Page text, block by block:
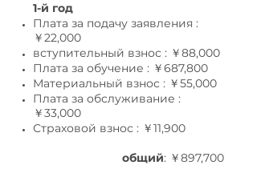
1-й год
Плата за подачу заявления :
￥22,000
вступительный взнос : ￥88,000
Плата за обучение : ￥687,800
Материальный взнос : ￥55,000
Плата за обслуживание :
￥33,000
Страховой взнос : ￥11,900
общий: ￥897,700